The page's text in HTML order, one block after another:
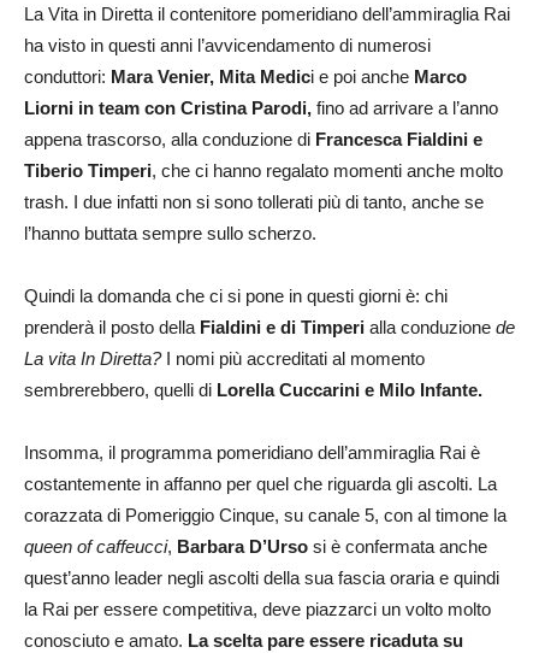
La Vita in Diretta il contenitore pomeridiano dell’ammiraglia Rai
ha visto in questi anni l’avvicendamento di numerosi
conduttori: Mara Venier, Mita Medici e poi anche Marco
Liorni in team con Cristina Parodi, fino ad arrivare a l’anno
appena trascorso, alla conduzione di Francesca Fialdini e
Tiberio Timperi, che ci hanno regalato momenti anche molto
trash. I due infatti non si sono tollerati più di tanto, anche se
l’hanno buttata sempre sullo scherzo.
Quindi la domanda che ci si pone in questi giorni è: chi
prenderà il posto della Fialdini e di Timperi alla conduzione de
La vita In Diretta?I nomi più accreditati al momento
sembrerebbero, quelli di Lorella Cuccarini e Milo Infante.
Insomma, il programma pomeridiano dell’ammiraglia Rai è
costantemente in affanno per quel che riguarda gli ascolti. La
corazzata di Pomeriggio Cinque, su canale 5, con al timone la
queen of caffeucci, Barbara D’Urso si è confermata anche
quest’anno leader negli ascolti della sua fascia oraria e quindi
la Rai per essere competitiva, deve piazzarci un volto molto
conosciuto e amato. La scelta pare essere ricaduta su